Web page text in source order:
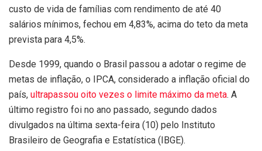
custo de vida de famílias com rendimento de até 40
salários mínimos, fechou em 4,83%, acima do teto da meta
prevista para 4,5%.
Desde 1999, quando o Brasil passou a adotar o regime de
metas de inflação, o IPCA, considerado a inflação oficial do
país, ultrapassou oito vezes o limite máximo da meta. A
último registro foi no ano passado, segundo dados
divulgados na última sexta-feira (10) pelo Instituto
Brasileiro de Geografia e Estatística (IBGE).